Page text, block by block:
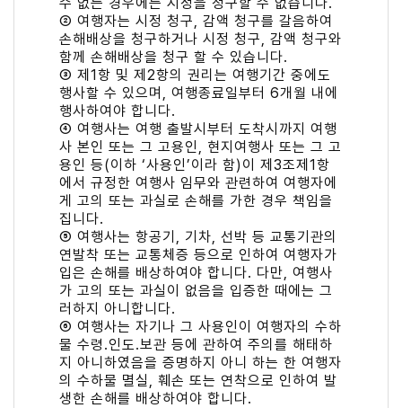
② 여행자는 시정 청구, 감액 청구를 갈음하여
손해배상을 청구하거나 시정 청구, 감액 청구와
함께 손해배상을 청구 할 수 있습니다.
③ 제1항 및 제2항의 권리는 여행기간 중에도
행사할 수 있으며, 여행종료일부터 6개월 내에
행사하여야 합니다.
④ 여행사는 여행 출발시부터 도착시까지 여행
사 본인 또는 그 고용인, 현지여행사 또는 그 고
용인 등(이하 ‘사용인’이라 함)이 제3조제1항
에서 규정한 여행사 임무와 관련하여 여행자에
게 고의 또는 과실로 손해를 가한 경우 책임을
집니다.
⑤ 여행사는 항공기, 기차, 선박 등 교통기관의
연발착 또는 교통체증 등으로 인하여 여행자가
입은 손해를 배상하여야 합니다. 다만, 여행사
가 고의 또는 과실이 없음을 입증한 때에는 그
러하지 아니합니다.
⑥ 여행사는 자기나 그 사용인이 여행자의 수하
물 수령․인도․보관 등에 관하여 주의를 해태하
지 아니하였음을 증명하지 아니 하는 한 여행자
의 수하물 멸실, 훼손 또는 연착으로 인하여 발
생한 손해를 배상하여야 합니다.